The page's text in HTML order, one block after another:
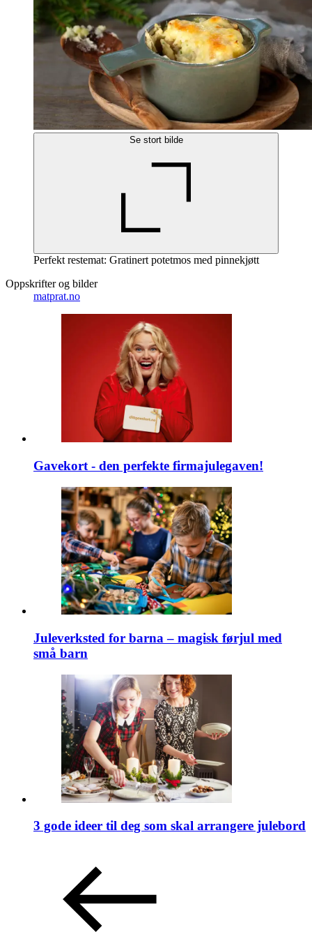
Se stort bilde
Perfekt restemat: Gratinert potetmos med pinnekjøtt
Oppskrifter og bilder
matprat.no
Gavekort - den perfekte firmajulegaven!
Juleverksted for barna – magisk førjul med
små barn
3 gode ideer til deg som skal arrangere julebord